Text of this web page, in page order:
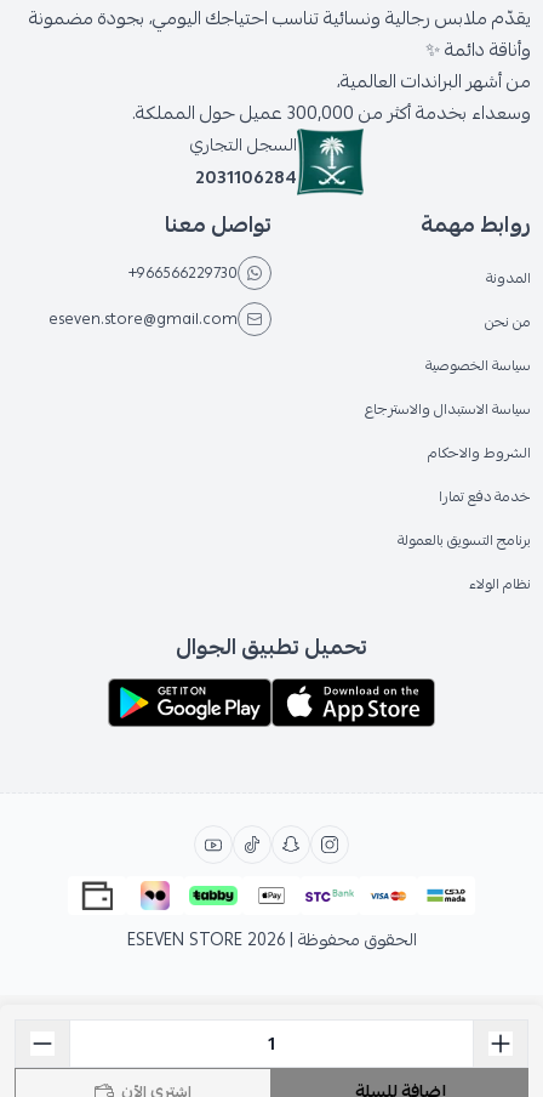
يقدّم ملابس رجالية ونسائية تناسب احتياجك اليومي، بجودة مضمونة
وأناقة دائمة ✨
من أشهر البراندات العالمية،
وسعداء بخدمة أكثر من 300,000 عميل حول المملكة.
السجل التجاري
2031106284
روابط مهمة
المدونة
من نحن
سياسة الخصوصية
سياسة الاستبدال والاسترجاع
الشروط والاحكام
خدمة دفع تمارا
برنامج التسويق بالعمولة
نظام الولاء
تواصل معنا
+966566229730
eseven.store@gmail.com
تحميل تطبيق الجوال
الحقوق محفوظة | 2026 ESEVEN STORE